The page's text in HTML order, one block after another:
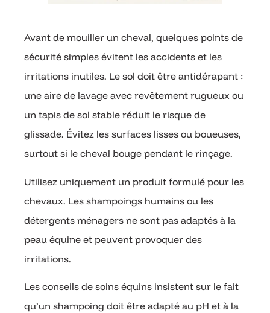
Avant de mouiller un cheval, quelques points de
sécurité simples évitent les accidents et les
irritations inutiles. Le sol doit être antidérapant :
une aire de lavage avec revêtement rugueux ou
un tapis de sol stable réduit le risque de
glissade. Évitez les surfaces lisses ou boueuses,
surtout si le cheval bouge pendant le rinçage.
Utilisez uniquement un produit formulé pour les
chevaux. Les shampoings humains ou les
détergents ménagers ne sont pas adaptés à la
peau équine et peuvent provoquer des
irritations.
Les conseils de soins équins insistent sur le fait
qu’un shampoing doit être adapté au pH et à la